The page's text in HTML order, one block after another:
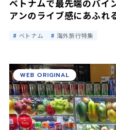
ベトナムで最先端のバ
アンのライブ感にあふれ
ベトナム 海外旅行特集
WEB ORIGINAL